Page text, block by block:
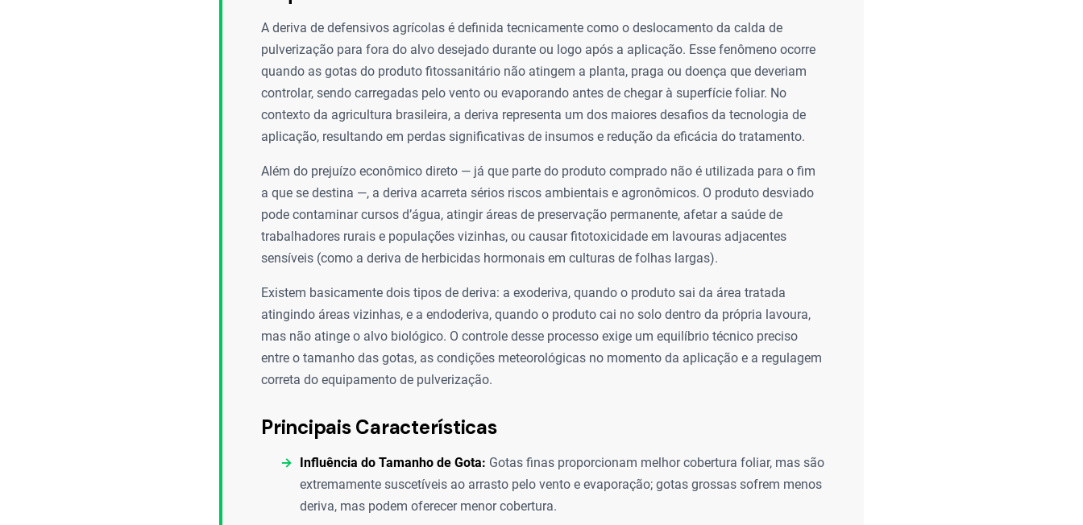
A deriva de defensivos agrícolas é definida tecnicamente como o deslocamento da calda de
pulverização para fora do alvo desejado durante ou logo após a aplicação. Esse fenômeno ocorre
quando as gotas do produto fitossanitário não atingem a planta, praga ou doença que deveriam
controlar, sendo carregadas pelo vento ou evaporando antes de chegar à superfície foliar. No
contexto da agricultura brasileira, a deriva representa um dos maiores desafios da tecnologia de
aplicação, resultando em perdas significativas de insumos e redução da eficácia do tratamento.
Além do prejuízo econômico direto — já que parte do produto comprado não é utilizada para o fim
a que se destina —, a deriva acarreta sérios riscos ambientais e agronômicos. O produto desviado
pode contaminar cursos d’água, atingir áreas de preservação permanente, afetar a saúde de
trabalhadores rurais e populações vizinhas, ou causar fitotoxicidade em lavouras adjacentes
sensíveis (como a deriva de herbicidas hormonais em culturas de folhas largas).
Existem basicamente dois tipos de deriva: a exoderiva, quando o produto sai da área tratada
atingindo áreas vizinhas, e a endoderiva, quando o produto cai no solo dentro da própria lavoura,
mas não atinge o alvo biológico. O controle desse processo exige um equilíbrio técnico preciso
entre o tamanho das gotas, as condições meteorológicas no momento da aplicação e a regulagem
correta do equipamento de pulverização.
Principais Características
Influência do Tamanho de Gota: Gotas finas proporcionam melhor cobertura foliar, mas são
extremamente suscetíveis ao arrasto pelo vento e evaporação; gotas grossas sofrem menos
deriva, mas podem oferecer menor cobertura.